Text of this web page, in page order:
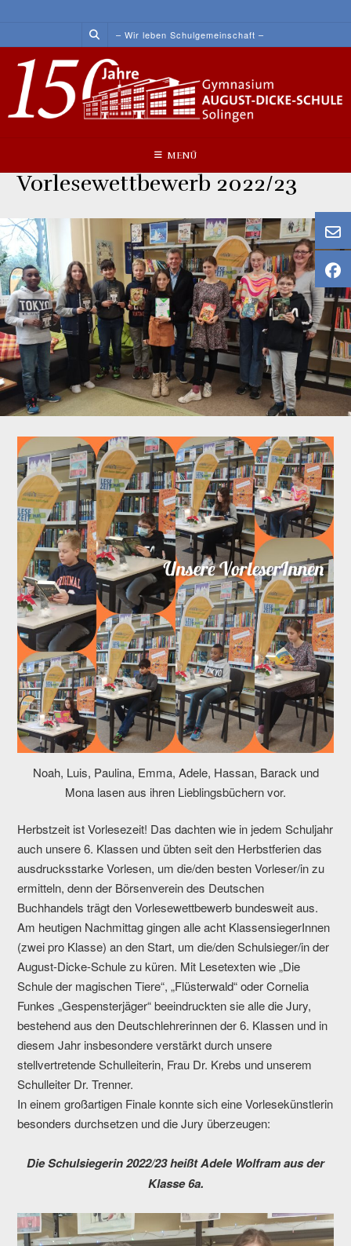
content
– Wir leben Schulgemeinschaft –
MENÜ
Vorlesewettbewerb 2022/23
Noah, Luis, Paulina, Emma, Adele, Hassan, Barack und
Mona lasen aus ihren Lieblingsbüchern vor.
Herbstzeit ist Vorlesezeit! Das dachten wie in jedem Schuljahr
auch unsere 6. Klassen und übten seit den Herbstferien das
ausdrucksstarke Vorlesen, um die/den besten Vorleser/in zu
ermitteln, denn der Börsenverein des Deutschen
Buchhandels trägt den Vorlesewettbewerb bundesweit aus.
Am heutigen Nachmittag gingen alle acht KlassensiegerInnen
(zwei pro Klasse) an den Start, um die/den Schulsieger/in der
August-Dicke-Schule zu küren. Mit Lesetexten wie „Die
Schule der magischen Tiere“, „Flüsterwald“ oder Cornelia
Funkes „Gespensterjäger“ beeindruckten sie alle die Jury,
bestehend aus den Deutschlehrerinnen der 6. Klassen und in
diesem Jahr insbesondere verstärkt durch unsere
stellvertretende Schulleiterin, Frau Dr. Krebs und unserem
Schulleiter Dr. Trenner.
In einem großartigen Finale konnte sich eine Vorlesekünstlerin
besonders durchsetzen und die Jury überzeugen:
Die Schulsiegerin 2022/23 heißt Adele Wolfram aus der
Klasse 6a.